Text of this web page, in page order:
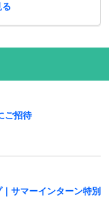
ご招待
サマーインターン特別